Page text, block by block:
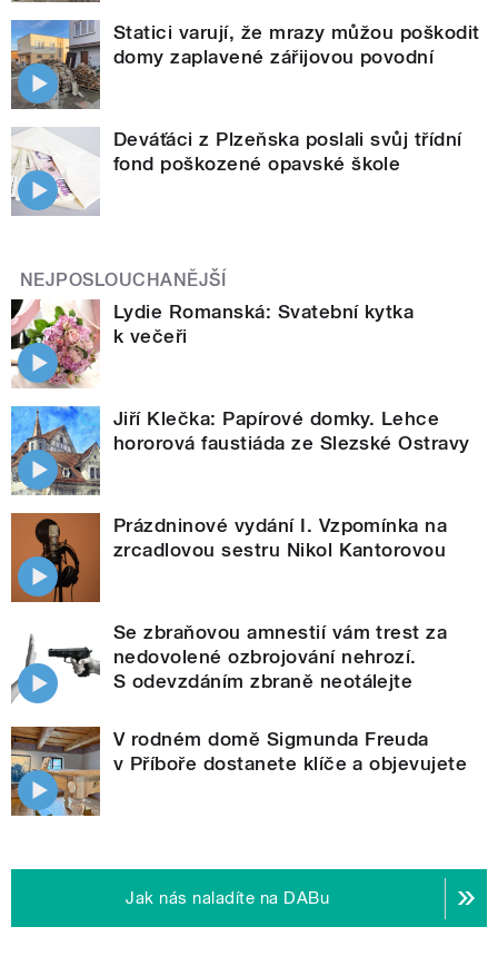
Statici varují, že mrazy můžou poškodit
domy zaplavené zářijovou povodní
Deváťáci z Plzeňska poslali svůj třídní
fond poškozené opavské škole
NEJPOSLOUCHANĚJŠÍ
Lydie Romanská: Svatební kytka
k večeři
Jiří Klečka: Papírové domky. Lehce
hororová faustiáda ze Slezské Ostravy
Prázdninové vydání I. Vzpomínka na
zrcadlovou sestru Nikol Kantorovou
Se zbraňovou amnestií vám trest za
nedovolené ozbrojování nehrozí.
S odevzdáním zbraně neotálejte
V rodném domě Sigmunda Freuda
v Příboře dostanete klíče a objevujete
Jak nás naladíte na DABu